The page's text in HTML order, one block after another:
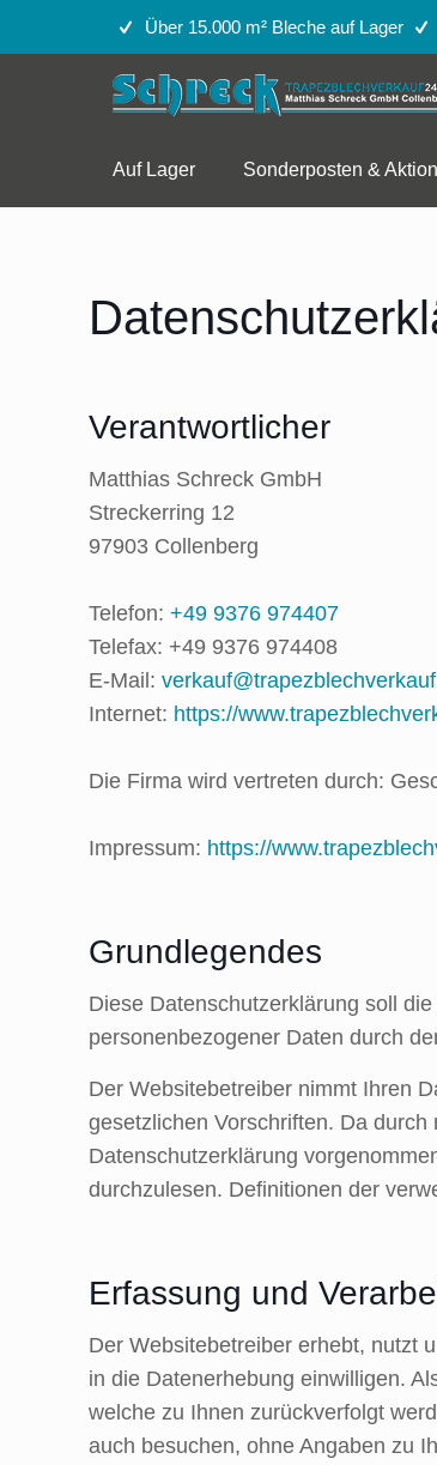
Über 15.000 m² Bleche auf Lager
Auf Lager Sonderposten &
Verantwortlicher
Matthias Schreck GmbH
Streckerring 12
97903 Collenberg
Telefon: +49 9376 974407
Telefax: +49 9376 974408
E-Mail:
Internet: https://
Die Firma wird vertreten durch:
Impressum: https://
Grundlegendes
Diese Datenschutzerklärung soll
personenbezogener Daten durch
Der Websitebetreiber nimmt Ihren
gesetzlichen Vorschriften. Da
Datenschutzerklärung
durchzulesen. Definitionen der
Erfassung und
Der Websitebetreiber erhebt, nutzt
in die Datenerhebung einwilligen.
welche zu Ihnen zurückverfolgt
auch besuchen, ohne Angaben zu